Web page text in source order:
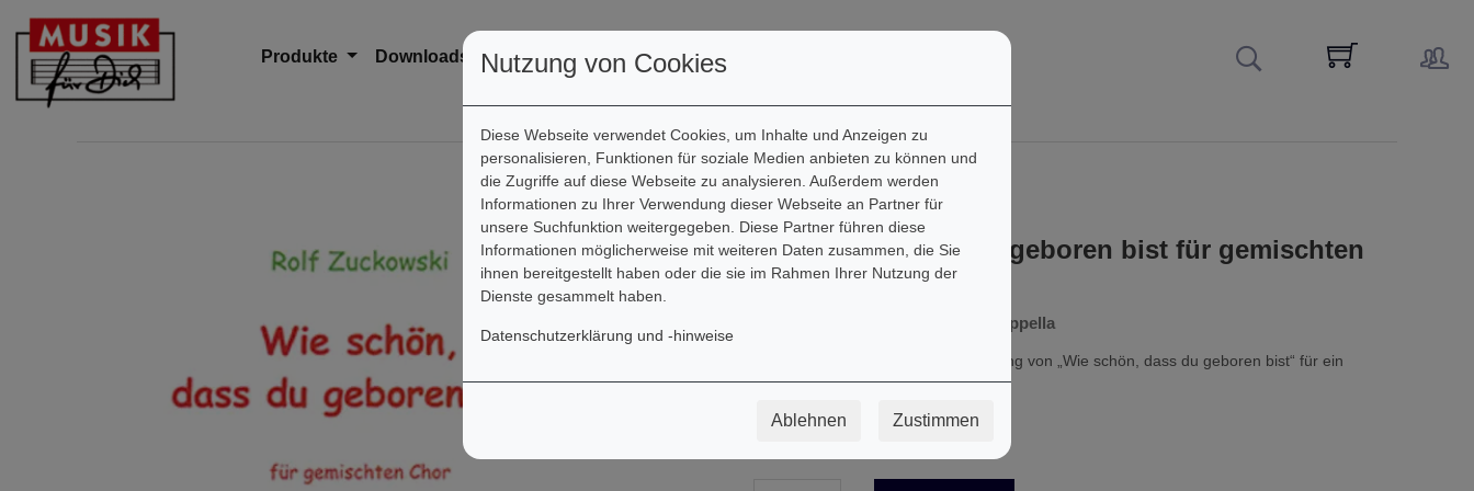
Nutzung von Cookies
Diese Webseite verwendet Cookies, um Inhalte und Anzeigen zu
personalisieren, Funktionen für soziale Medien anbieten zu können und
die Zugriffe auf diese Webseite zu analysieren. Außerdem werden
Informationen zu Ihrer Verwendung dieser Webseite an Partner für
unsere Suchfunktion weitergegeben. Diese Partner führen diese
Informationen möglicherweise mit weiteren Daten zusammen, die Sie
ihnen bereitgestellt haben oder die sie im Rahmen Ihrer Nutzung der
Dienste gesammelt haben.
Datenschutzerklärung und -hinweise
Ablehnen Zustimmen
Produkte Downloads Kontakt Informationen
Rolf Zuckowski
Wie schön, dass du geboren bist für gemischten
Chor
Besetzung: gemischter Chor a cappella
Endlich ist sie da: Die Chorbearbeitung von „Wie schön, dass du geboren bist“ für ein
fröhliches Geburtstagsständchen!
3,00 €